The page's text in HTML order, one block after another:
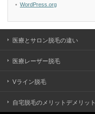
WordPress.org
医療とサロン脱毛の違い
医療レーザー脱毛
Vライン脱毛
自宅脱毛のメリットデメリット